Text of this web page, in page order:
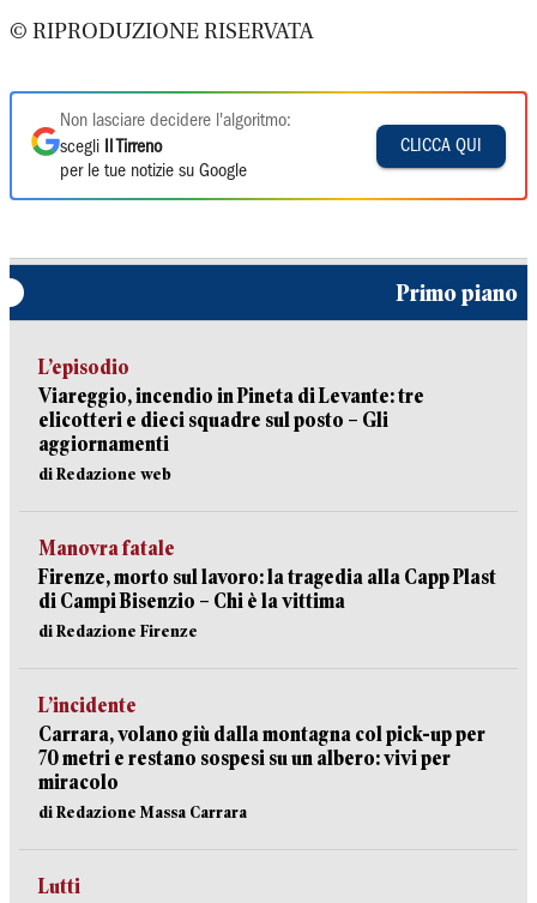
© RIPRODUZIONE RISERVATA
Non lasciare decidere l'algoritmo:
scegli
Il Tirreno
per le tue notizie su Google
CLICCA QUI
Primo piano
L’episodio
Viareggio, incendio in Pineta di Levante: tre
elicotteri e dieci squadre sul posto – Gli
aggiornamenti
di Redazione web
Manovra fatale
Firenze, morto sul lavoro: la tragedia alla Capp Plast
di Campi Bisenzio – Chi è la vittima
di Redazione Firenze
L’incidente
Carrara, volano giù dalla montagna col pick-up per
70 metri e restano sospesi su un albero: vivi per
miracolo
di Redazione Massa Carrara
Lutti